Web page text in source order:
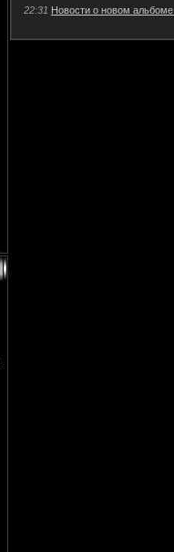
22:31 Новости о новом альбоме.